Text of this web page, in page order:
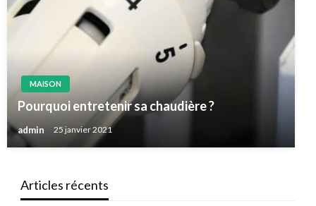
MAISON
Pourquoi entretenir sa chaudière ?
admin 25 janvier 2021
Articles récents